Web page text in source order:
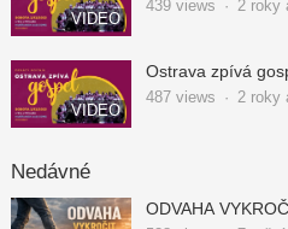
VIDEO
439views · 2 roky
VIDEO
Ostrava zpívá
487views · 2 roky
Nedávné
ODVAHA